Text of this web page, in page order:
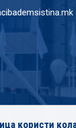
користи